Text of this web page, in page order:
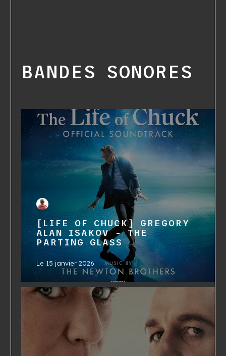
BANDES SONORES
[LIFE OF CHUCK] GREGORY
ALAN ISAKOV - THE
PARTING GLASS
Le 15 janvier 2026